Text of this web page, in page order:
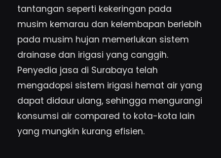
tantangan seperti kekeringan pada
musim kemarau dan kelembapan berlebih
pada musim hujan memerlukan sistem
drainase dan irigasi yang canggih.
Penyedia jasa di Surabaya telah
mengadopsi sistem irigasi hemat air yang
dapat didaur ulang, sehingga mengurangi
konsumsi air compared to kota-kota lain
yang mungkin kurang efisien.